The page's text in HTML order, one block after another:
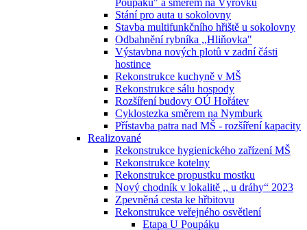
Poupáku" a směrem na Výrovku
Stání pro auta u sokolovny
Stavba multifunkčního hřiště u sokolovny
Odbahnění rybníka ,,Hliňovka"
Výstavbna nových plotů v zadní části
hostince
Rekonstrukce kuchyně v MŠ
Rekonstrukce sálu hospody
Rozšíření budovy OÚ Hořátev
Cyklostezka směrem na Nymburk
Přístavba patra nad MŠ - rozšíření kapacity
Realizované
Rekonstrukce hygienického zařízení MŠ
Rekonstrukce kotelny
Rekonstrukce propustku mostku
Nový chodník v lokalitě ,, u dráhy“ 2023
Zpevněná cesta ke hřbitovu
Rekonstrukce veřejného osvětlení
Etapa U Poupáku